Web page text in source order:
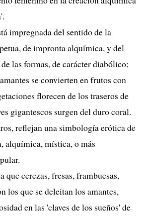
impregnada del sentido de la
de impronta alquímica, y del
las formas, de carácter diabólico;
se convierten en frutos con
florecen de los traseros de
gigantescos surgen del duro coral.
reflejan una simbología erótica de
alquímica, mística, o más
que cerezas, fresas, frambuesas,
los que se deleitan los amantes,
en las 'claves de los sueños' de